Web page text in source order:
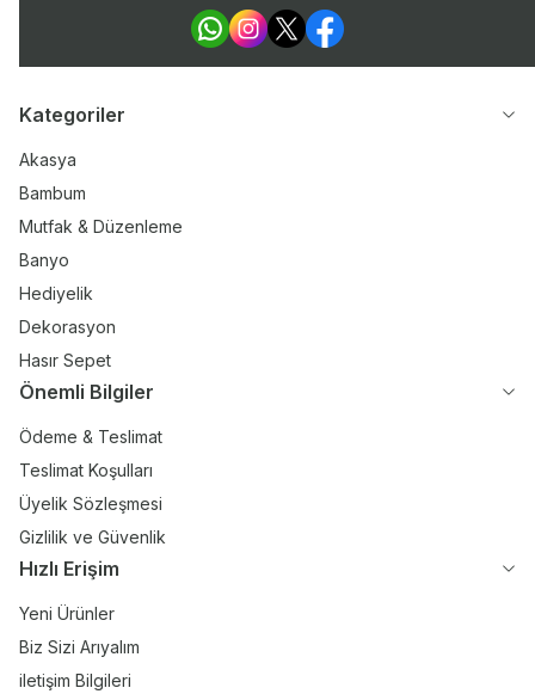
WhatsApp
Instagram
TwitterFacebook
Kategoriler
Akasya
Bambum
Mutfak & Düzenleme
Banyo
Hediyelik
Dekorasyon
Hasır Sepet
Önemli Bilgiler
Ödeme & Teslimat
Teslimat Koşulları
Üyelik Sözleşmesi
Gizlilik ve Güvenlik
Hızlı Erişim
Yeni Ürünler
Biz Sizi Arıyalım
iletişim Bilgileri